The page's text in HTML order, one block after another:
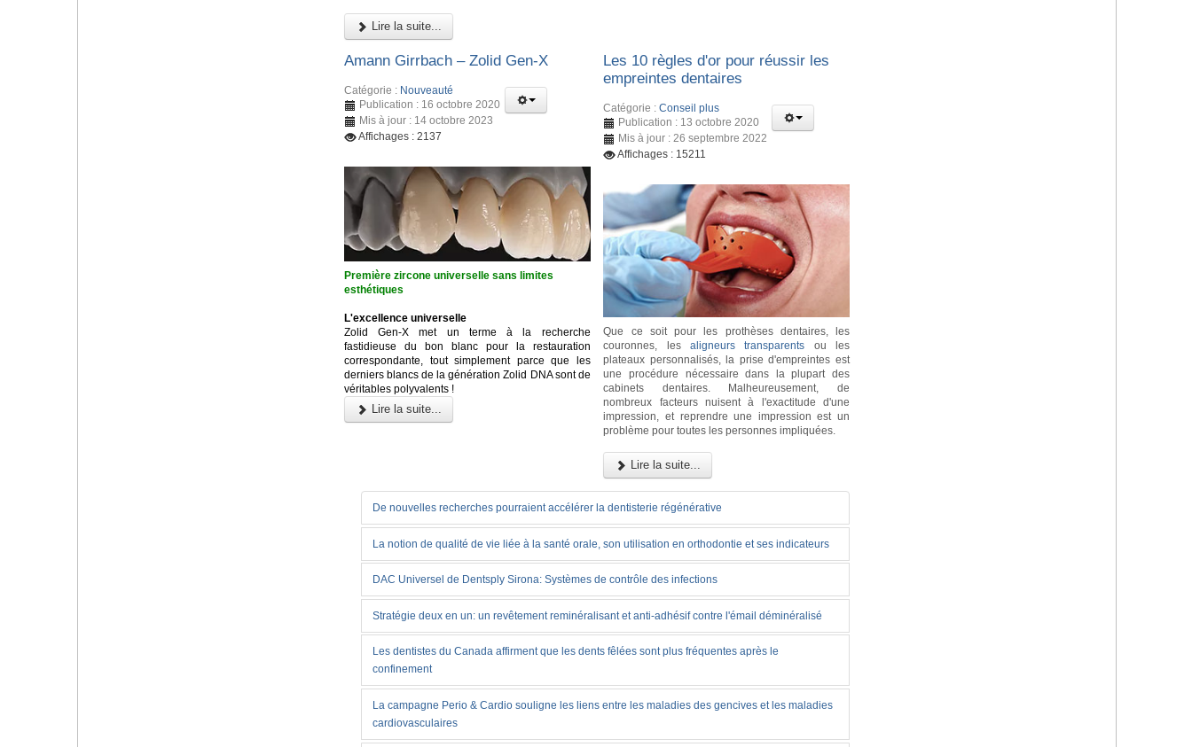
Lire la suite...
Amann Girrbach – Zolid Gen-X
Catégorie : Nouveauté
Publication : 16 octobre 2020
Mis à jour : 14 octobre 2023
Affichages : 2137
Première zircone universelle sans limites
esthétiques
L'excellence universelle
Zolid Gen-X met un terme à la recherche
fastidieuse du bon blanc pour la restauration
correspondante, tout simplement parce que les
derniers blancs de la génération Zolid DNA sont de
véritables polyvalents !
Lire la suite...
Les 10 règles d'or pour réussir les
empreintes dentaires
Catégorie :Conseil plus
Publication : 13 octobre 2020
Mis à jour : 26 septembre 2022
Affichages : 15211
Que ce soit pour les prothèses dentaires, les
couronnes, les aligneurs transparents ou les
plateaux personnalisés, la prise d'empreintes est
une procédure nécessaire dans la plupart des
cabinets dentaires. Malheureusement, de
nombreux facteurs nuisent à l'exactitude d'une
impression, et reprendre une impression est un
problème pour toutes les personnes impliquées.
Lire la suite...
De nouvelles recherches pourraient accélérer la dentisterie régénérative
La notion de qualité de vie liée à la santé orale, son utilisation en orthodontie et ses indicateurs
DAC Universel de Dentsply Sirona: Systèmes de contrôle des infections
Stratégie deux en un: un revêtement reminéralisant et anti-adhésif contre l'émail déminéralisé
Les dentistes du Canada affirment que les dents fêlées sont plus fréquentes après le
confinement
La campagne Perio & Cardio souligne les liens entre les maladies des gencives et les maladies
cardiovasculaires